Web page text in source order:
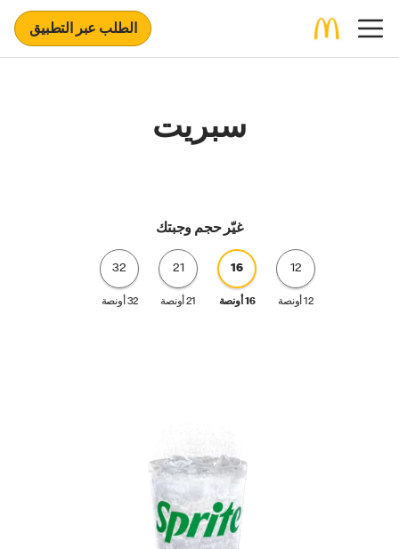
الطلب عبر التطبيق
سبريت
غيّر حجم وجبتك
12
12 أونصة
16
16 أونصة
21
21 أونصة
32
32 أونصة